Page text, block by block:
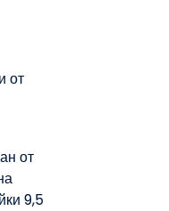
от
от
9,5